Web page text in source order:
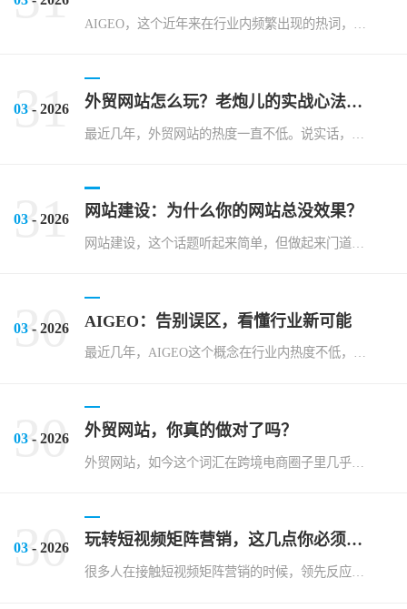
31
03- 2026 外贸网站怎么玩？老炮儿的实战心法全揭秘
31
03- 2026 网站建设：为什么你的网站总没效果？
网站建设，这个话题听起来简单，但做起来门道深着呢。说实话，这些年我接触过太多企业，他们都在搞网站建设，可结果却千差万别。有些投入巨资，网站却像个没人气的荒岛；有些小打小闹，却意外地赢得了用户。这背后到...
30
03- 2026 AIGEO：告别误区，看懂行业新可能
最近几年，AIGEO这个概念在行业内热度不低，但说实话，不少企业要么对其一知半解，要么陷入了各种误区。比如，有人认为AIGEO就是简单的自动化工具堆砌，还有人觉得它只能应用于大型企业，中小企业根本玩不...
30
03- 2026 外贸网站，你真的做对了吗？
外贸网站，如今这个词汇在跨境电商圈子里几乎是人尽皆知。但说实话，真正能把这个事情做透、做明白的企业，其实并不多。我接触过太多客户，他们一开始对建站都抱有很高的期望，投入了大量资金，结果却收效甚微。这背...
30
03- 2026 玩转短视频矩阵营销，这几点你必须知道
很多人在接触短视频矩阵营销的时候，领先反应是这玩意儿到底有没有用？说实话，这年头单打独斗的时代早过去了，一个账号能火，不代表十个账号也能跟着火。短视频矩阵营销，听起来高大上，说白了就是用多个账号、多个...